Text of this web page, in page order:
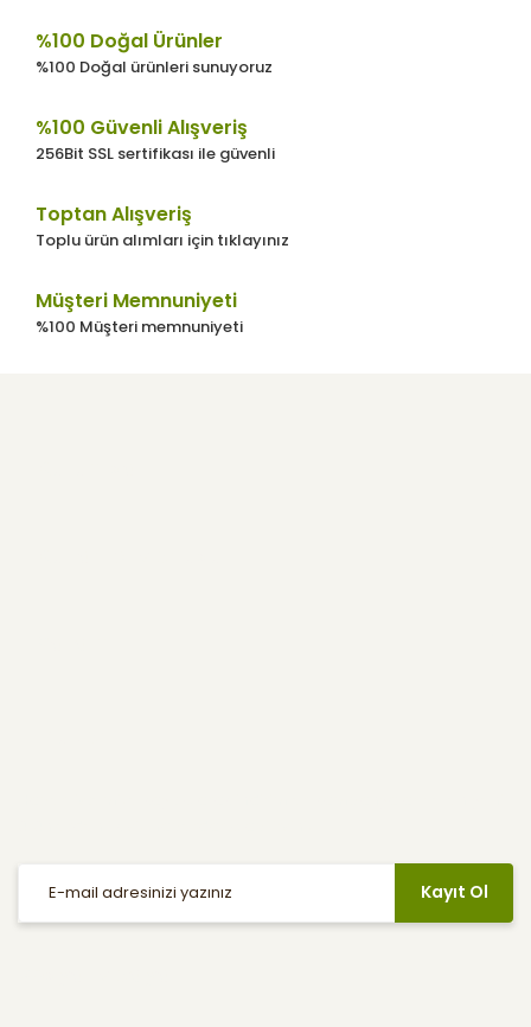
bulunuyor.
Ürün bilgilerinde hatalar bulunuyor.
Ürün fiyatı diğer sitelerden daha pahalı.
Bu ürüne benzer farklı alternatifler olmalı.
%100 Doğal Ürünler
%100 Doğal ürünleri sunuyoruz
%100 Güvenli Alışveriş
256Bit SSL sertifikası ile güvenli
Toptan Alışveriş
Toplu ürün alımları için tıklayınız
Müşteri Memnuniyeti
%100 Müşteri memnuniyeti
Kayıt Ol